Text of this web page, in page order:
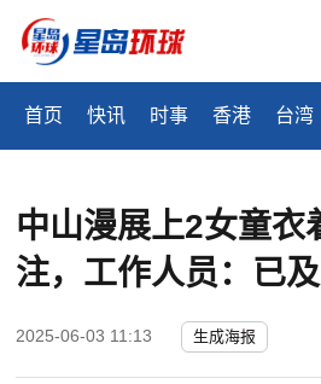
首页 快讯 时事 香港 台湾
中山漫展上2女童衣
注，工作人员：已
2025-06-03 11:13 生成海报